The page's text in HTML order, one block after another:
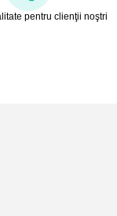
pentru clienţii noştri